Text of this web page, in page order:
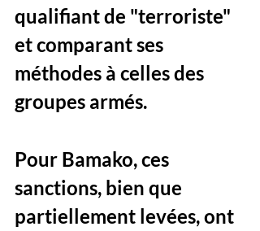
qualifiant de "terroriste"
et comparant ses
méthodes à celles des
groupes armés.
Pour Bamako, ces
sanctions, bien que
partiellement levées, ont